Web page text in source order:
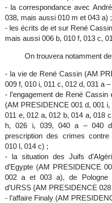
- la correspondance avec
038, mais aussi 010 m et 043 a) ;
- les écrits de et sur René
mais aussi 006 b, 010 f, 013 c,
On trouvera notamment
- la vie de René Cassin (AM
009 f, 010 i, 011 c, 012 d, 031 a
- l’engagement de René
(AM PRESIDENCE 001 d, 001
011 e, 012 a, 012 b, 014 a, 018
h, 026 i, 039, 040 a – 040
prescription des crimes contre
010 l, 014 c) ;
- la situation des Juifs
d’Egypte (AM PRESIDENCE
002 a et003 a), de Pologne
d’URSS (AM PRESIDENCE
- l’affaire Finaly (AM